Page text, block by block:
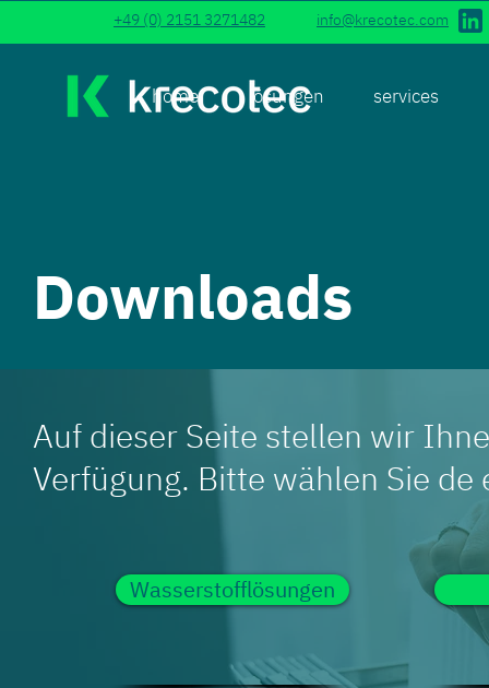
+49 (0) 2151 3271482 info@krecotec.com
home lösungen services
Downloads
Auf dieser Seite stellen wir
Verfügung. Bitte wählen Sie
Wasserstofflösungen